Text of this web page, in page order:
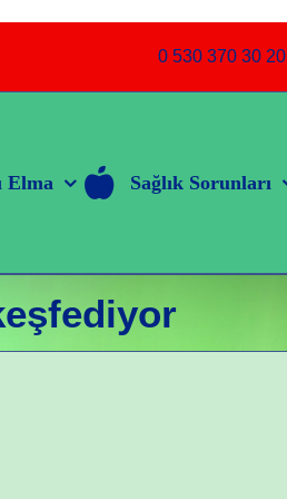
0 530 370 30 20
Elma Sağlık Sorunları